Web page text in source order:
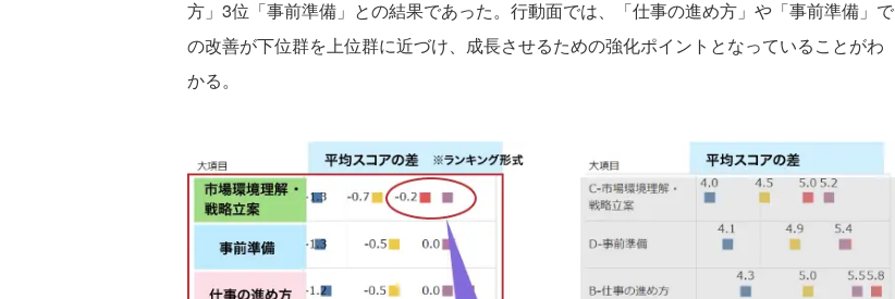
方」3位「事前準備」との結果であった。行動面では、「仕事の進め方」や「事前準備」で
の改善が下位群を上位群に近づけ、成長させるための強化ポイントとなっていることがわ
かる。